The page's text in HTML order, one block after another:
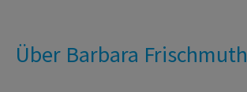
Über Barbara Frischmuth